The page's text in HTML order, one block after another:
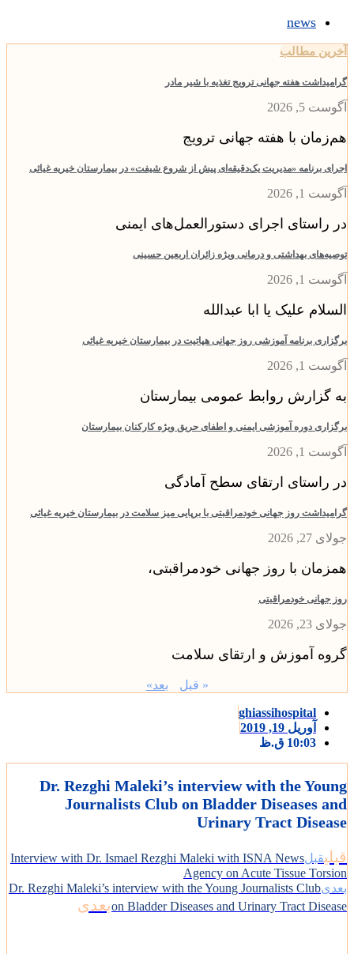
news
مطالب
هفته جهانی ترویج تغذیه با شیر مادر
5, 2026
با هفته جهانی ترویج
برنامه «مدیریت یک‌دقیقه‌ای پیش از شروع شیفت» در بیمارستان خیریه غیاثی
1, 2026
اجرای دستورالعمل‌های ایمنی
بهداشتی و درمانی ویژه زائران اربعین حسینی
1, 2026
علیک یا ابا عبدالله
برنامه آموزشی روز جهانی هپاتیت در بیمارستان خیریه غیاثی
1, 2026
گزارش روابط عمومی بیمارستان
دوره آموزشی ایمنی و اطفای حریق ویژه کارکنان بیمارستان
1, 2026
راستای ارتقای سطح آمادگی
روز جهانی خودمراقبتی با برپایی میز سلامت در بیمارستان خیریه غیاثی
2026
با روز جهانی خودمراقبتی،
خودمراقبتی
2026
آموزش و ارتقای سلامت
« قبل بعد»
ghiassihospital
آوریل 19, 2019
10:03 ق.ظ
Dr. Rezghi Maleki’s interview with the
Journalists Club on Bladder Diseases
Urinary Tract
قبلInterview with Dr. Ismael Rezghi Maleki with ISNA News
Agency on Acute Tissue
Dr. Rezghi Maleki’s interview with the Young Journalists Club
on Bladder Diseases and Urinary Tractبعدی